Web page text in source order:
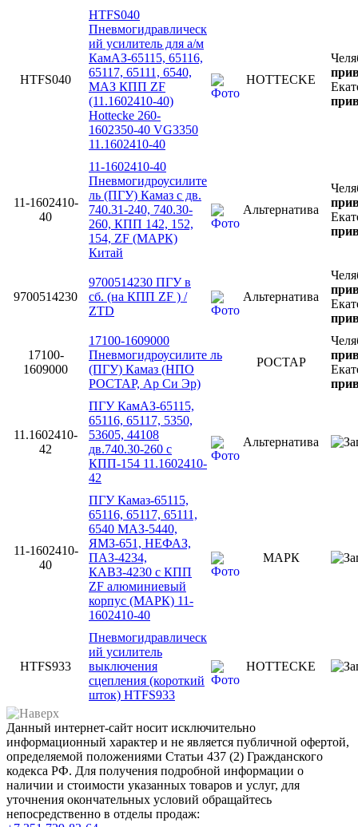
HTFS040
HTFS040
Пневмогидравлическ
ий усилитель для а/м
КамАЗ-65115, 65116,
65117, 65111, 6540,
МАЗ КПП ZF
(11.1602410-40)
Hottecke 260-
1602350-40 VG3350
11.1602410-40
HOTTECKE
11-1602410-
40
11-1602410-40
Пневмогидроусилите
ль (ПГУ) Камаз с дв.
740.31-240, 740.30-
260, КПП 142, 152,
154, ZF (МАРК)
Китай
Альтернатива
9700514230
9700514230 ПГУ в
сб. (на КПП ZF ) /
ZTD
Альтернатива
17100-
1609000
17100-1609000
Пневмогидроусилите ль
(ПГУ) Камаз (НПО
РОСТАР, Ар Си Эр)
РОСТАР
11.1602410-
42
ПГУ КамАЗ-65115,
65116, 65117, 5350,
53605, 44108
дв.740.30-260 с
КПП-154 11.1602410-
42
Альтернатива
11-1602410-
40
ПГУ Камаз-65115,
65116, 65117, 65111,
6540 МАЗ-5440,
ЯМЗ-651, НЕФАЗ,
ПАЗ-4234,
КАВЗ-4230 с КПП
ZF алюминиевый
корпус (МАРК) 11-
1602410-40
МАРК
HTFS933
Пневмогидравлическ
ий усилитель
выключения
сцепления (короткий
шток) HTFS933
HOTTECKE
Данный интернет-сайт носит исключительно
информационный характер и не является публичной офертой,
определяемой положениями Статьи 437 (2) Гражданского
кодекса РФ. Для получения подробной информации о
наличии и стоимости указанных товаров и услуг, для
уточнения окончательных условий обращайтесь
непосредственно в отделы продаж: